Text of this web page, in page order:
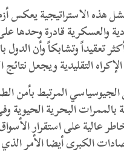
هذه الاستراتيجية يعكس
والعسكرية قادرة
تعقيداً وتشابكاً وأن
التقليدية ويجعل
الجيوسياسي المرتبط بأمن
بالممرات البحرية
عالية على استقرار
الكبرى أيضا الأمر